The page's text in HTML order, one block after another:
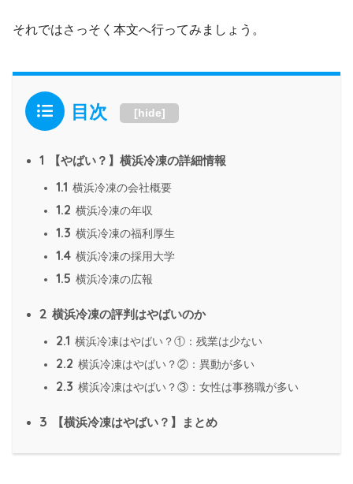
それではさっそく本文へ行ってみましょう。
目次 [hide]
1 【やばい？】横浜冷凍の詳細情報
1.1 横浜冷凍の会社概要
1.2 横浜冷凍の年収
1.3 横浜冷凍の福利厚生
1.4 横浜冷凍の採用大学
1.5 横浜冷凍の広報
2 横浜冷凍の評判はやばいのか
2.1 横浜冷凍はやばい？①：残業は少ない
2.2 横浜冷凍はやばい？②：異動が多い
2.3 横浜冷凍はやばい？③：女性は事務職が多い
3 【横浜冷凍はやばい？】まとめ